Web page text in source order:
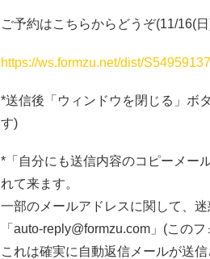
ご予約はこちらからどうぞ(11/16(
https://ws.formzu.net/dist/S54959137
*送信後「ウィンドウを閉じる」ボ
す)
*「自分にも送信内容のコピーメー
れて来ます。
一部のメールアドレスに関して、
「auto-reply@formzu.com」(この
これは確実に自動返信メールが送